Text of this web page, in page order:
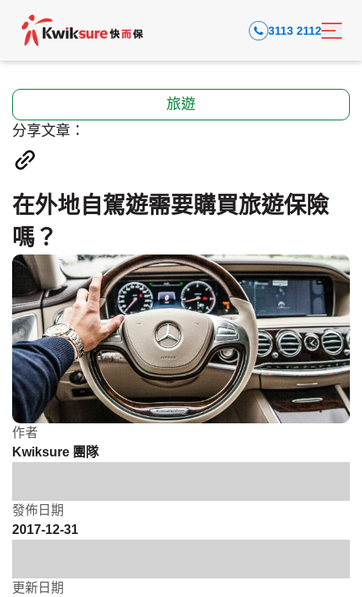
3113 2112
旅遊
分享文章：
在外地自駕遊需要購買旅遊保險
嗎？
作者
Kwiksure 團隊
發佈日期
2017-12-31
更新日期